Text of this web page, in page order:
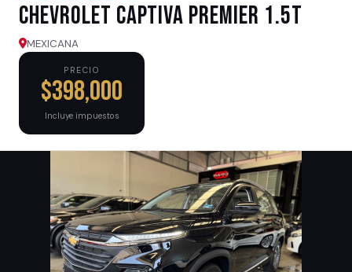
Chevrolet CAPTIVA PREMIER 1.5T
MEXICANA
PRECIO
$398,000
Incluye impuestos